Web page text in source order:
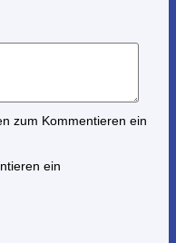
zum Kommentieren ein
ein